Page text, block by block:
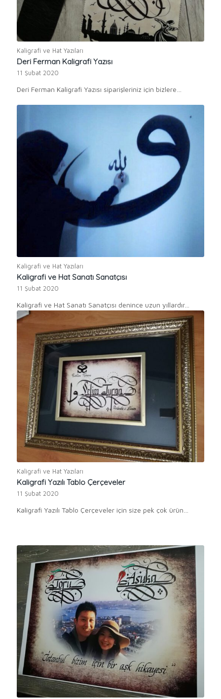
Kaligrafi ve Hat Yazıları
Deri Ferman Kaligrafi Yazısı
11 Şubat 2020
Deri Ferman Kaligrafi Yazısı siparişleriniz için bizlere…
Kaligrafi ve Hat Yazıları
Kaligrafi ve Hat Sanatı Sanatçısı
11 Şubat 2020
Kaligrafi ve Hat Sanatı Sanatçısı denince uzun yıllardır…
Kaligrafi ve Hat Yazıları
Kaligrafi Yazılı Tablo Çerçeveler
11 Şubat 2020
Kaligrafi Yazılı Tablo Çerçeveler için size pek çok ürün…